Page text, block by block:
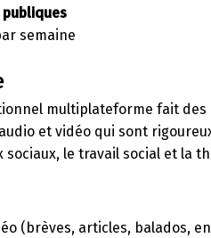
semaine
multiplateforme fait
et vidéo qui sont
sociaux, le travail social et la
(brèves, articles, balados,